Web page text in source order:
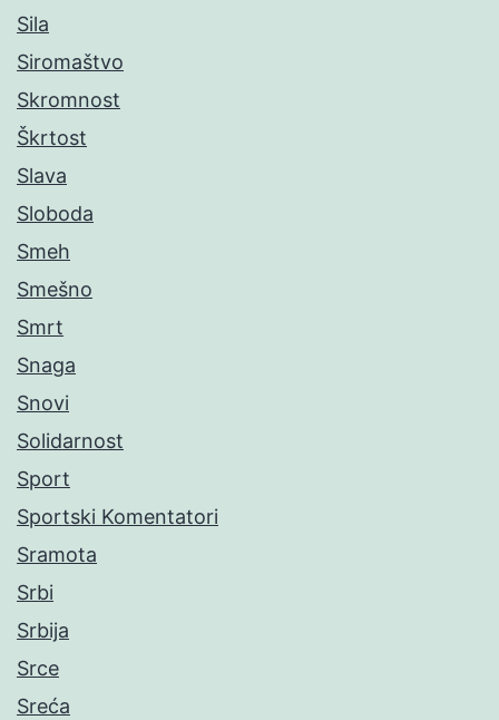
Sila
Siromaštvo
Skromnost
Škrtost
Slava
Sloboda
Smeh
Smešno
Smrt
Snaga
Snovi
Solidarnost
Sport
Sportski Komentatori
Sramota
Srbi
Srbija
Srce
Sreća